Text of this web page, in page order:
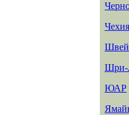
Чехия
Шри-
ЮАР